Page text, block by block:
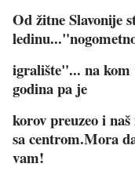
Od žitne Slavonije
igralište"... na
godina pa je
korov preuzeo i
sa centrom.Mora
vam!